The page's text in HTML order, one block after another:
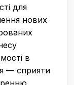
для
нових
в
— сприяти